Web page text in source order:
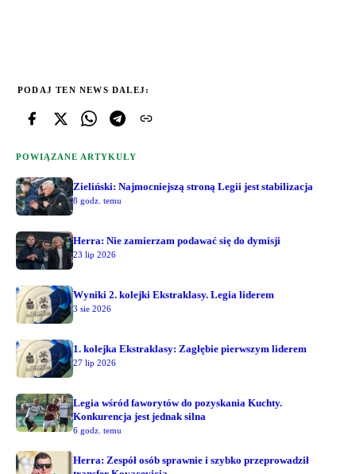
PODAJ TEN NEWS DALEJ:
POWIĄZANE ARTYKUŁY
Zieliński: Najmocniejszą stroną Legii jest stabilizacja
8 godz. temu
Herra: Nie zamierzam podawać się do dymisji
23 lip 2026
Wyniki 2. kolejki Ekstraklasy. Legia liderem
3 sie 2026
1. kolejka Ekstraklasy: Zagłębie pierwszym liderem
27 lip 2026
Legia wśród faworytów do pozyskania Kuchty.
Konkurencja jest jednak silna
6 godz. temu
Herra: Zespół osób sprawnie i szybko przeprowadził